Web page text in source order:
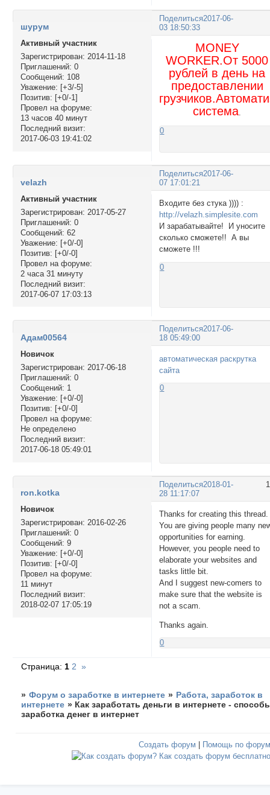
Поделиться2017-06-
03 18:50:33
шурум
Активный участник
Зарегистрирован: 2014-11-18
Приглашений: 0
Сообщений: 108
Уважение: [+3/-5]
Позитив: [+0/-1]
Провел на форуме:
13 часов 40 минут
Последний визит:
2017-06-03 19:41:02
MONEY
WORKER.От 5000
рублей в день на
предоставлении
система
0
Поделиться2017-06-
07 17:01:21
velazh
Активный участник
Зарегистрирован: 2017-05-27
Приглашений: 0
Сообщений: 62
Уважение: [+0/-0]
Позитив: [+0/-0]
Провел на форуме:
2 часа 31 минуту
Последний визит:
2017-06-07 17:03:13
Входите без стука )))) :
http://velazh.simplesite.com
И зарабатывайте! И уносите
сколько сможете!! А вы
сможете !!!
0
Поделиться2017-06-
18 05:49:00
Адам00564
Новичок
Зарегистрирован: 2017-06-18
Приглашений: 0
Сообщений: 1
Уважение: [+0/-0]
Позитив: [+0/-0]
Провел на форуме:
Не определено
Последний визит:
2017-06-18 05:49:01
автоматическая раскрутка
сайта
0
Поделиться2018-01-
28 11:17:07
ron.kotka
Новичок
Зарегистрирован: 2016-02-26
Приглашений: 0
Сообщений: 9
Уважение: [+0/-0]
Позитив: [+0/-0]
Провел на форуме:
11 минут
Последний визит:
2018-02-07 17:05:19
Thanks for creating this thread.
You are giving people many
opportunities for earning.
However, you people need to
elaborate your websites and
tasks little bit.
And I suggest new-comers to
make sure that the website is
not a scam.
Thanks again.
0
Страница: 1 2 »
» Форум о заработке в интернете » Работа, заработок в
интернете » Как заработать деньги в интернете -
заработка денег в интернет
Создать форум Помощь по